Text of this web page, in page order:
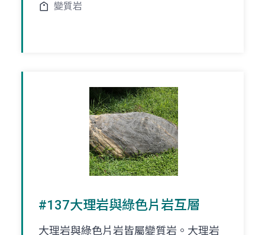
變質岩
#137大理岩與綠色片岩互層
大理岩與綠色片岩皆屬變質岩。大理岩